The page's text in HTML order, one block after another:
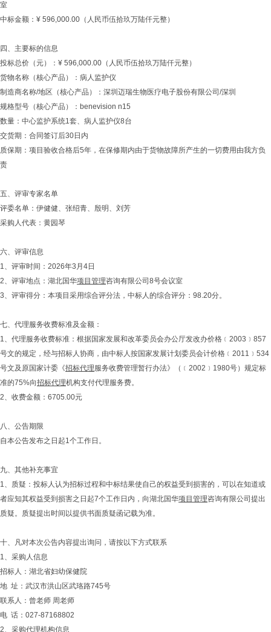
室
中标金额：¥ 596,000.00（人民币伍拾玖万陆仟元整）
四、主要标的信息
投标总价（元）：¥ 596,000.00（人民币伍拾玖万陆仟元整）
货物名称（核心产品）：病人监护仪
制造商名称/地区（核心产品）：深圳迈瑞生物医疗电子股份有限公司/深圳
规格型号（核心产品）：benevision n15
数量：中心监护系统1套、病人监护仪8台
交货期：合同签订后30日内
质保期：项目验收合格后5年，在保修期内由于货物故障所产生的一切费用由我方负
责
五、评审专家名单
评委名单：伊健健、张绍青、殷明、刘芳
采购人代表：黄园琴
六、评审信息
1、评审时间：2026年3月4日
2、评审地点：湖北国华项目管理咨询有限公司8号会议室
3、评审得分：本项目采用综合评分法，中标人的综合评分：98.20分。
七、代理服务收费标准及金额：
1、代理服务收费标准：根据国家发展和改革委员会办公厅发改办价格﹝2003﹞857
号文的规定，经与招标人协商，由中标人按国家发展计划委员会计价格﹝2011﹞534
号文及原国家计委《招标代理服务收费管理暂行办法》（﹝2002﹞1980号）规定标
准的75%向招标代理机构支付代理服务费。
2、收费金额：6705.00元
八、公告期限
自本公告发布之日起1个工作日。
九、其他补充事宜
1、质疑：投标人认为招标过程和中标结果使自己的权益受到损害的，可以在知道或
者应知其权益受到损害之日起7个工作日内，向湖北国华项目管理咨询有限公司提出
质疑。质疑提出时间以提供书面质疑函记载为准。
十、凡对本次公告内容提出询问，请按以下方式联系
1、采购人信息
招标人：湖北省妇幼保健院
地 址：武汉市洪山区武珞路745号
联系人：曾老师 周老师
电 话：027-87168802
2、采购代理机构信息